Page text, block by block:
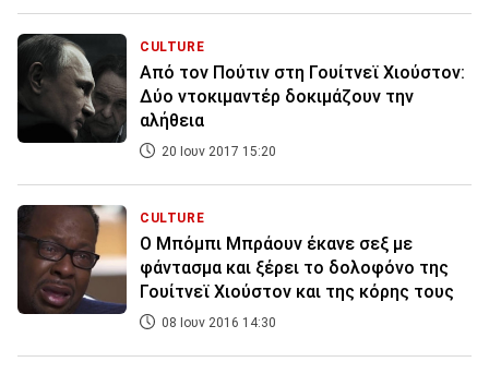
CULTURE
Από τον Πούτιν στη Γουίτνεϊ Χιούστον:
Δύο ντοκιμαντέρ δοκιμάζουν την
αλήθεια
20 Ιουν 2017 15:20
CULTURE
O Μπόμπι Μπράουν έκανε σεξ με
φάντασμα και ξέρει το δολοφόνο της
Γουίτνεϊ Χιούστον και της κόρης τους
08 Ιουν 2016 14:30